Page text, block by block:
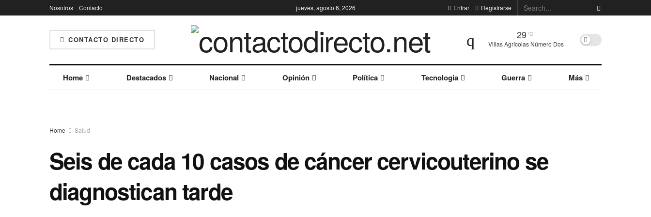
Nosotros Contacto jueves, agosto 6, 2026 Entrar Registrarse
CONTACTO DIRECTO 29 °C
Villas Agrícolas Número Dos
Home Destacados Nacional Opinión Política Tecnología Guerra Más
Home Salud
Seis de cada 10 casos de cáncer cervicouterino se
diagnostican tarde